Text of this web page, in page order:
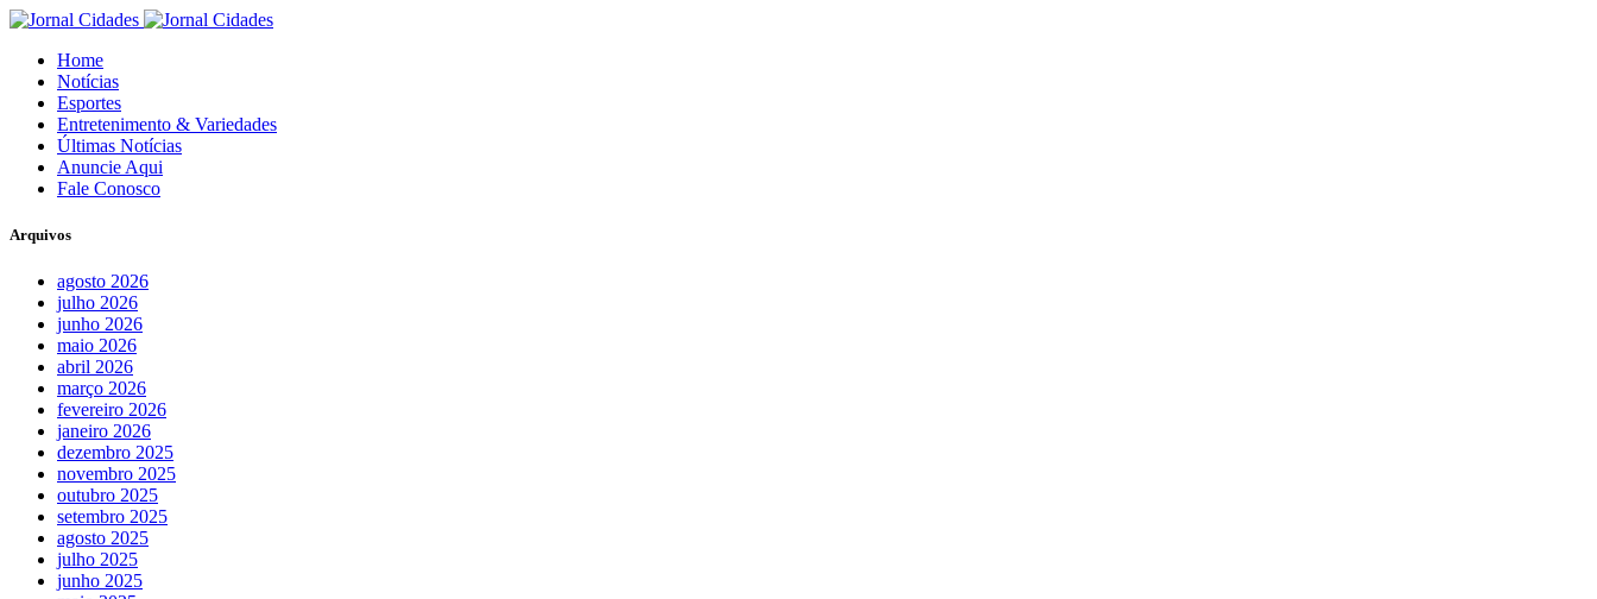
Home
Notícias
Esportes
Entretenimento & Variedades
Últimas Notícias
Anuncie Aqui
Fale Conosco
Arquivos
agosto 2026
julho 2026
junho 2026
maio 2026
abril 2026
março 2026
fevereiro 2026
janeiro 2026
dezembro 2025
novembro 2025
outubro 2025
setembro 2025
agosto 2025
julho 2025
junho 2025